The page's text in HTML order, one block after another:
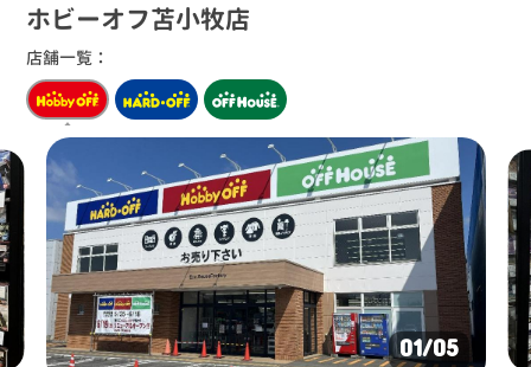
ホビーオフ苫小牧店
店舗一覧：
01/05